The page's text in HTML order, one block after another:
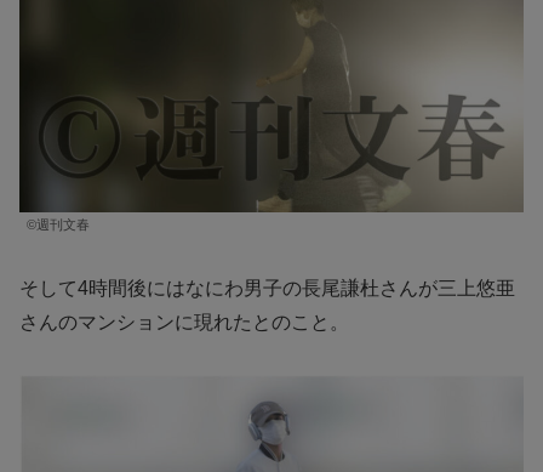
©︎週刊文春
そして4時間後にはなにわ男子の長尾謙杜さんが三上悠亜
さんのマンションに現れたとのこと。